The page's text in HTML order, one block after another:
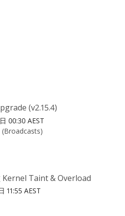
(v2.15.4)
00:30 AEST
Taint & Overload
11:55 AEST